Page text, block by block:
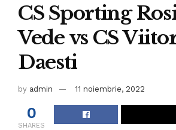
CS Sporting
Vede vs CS
Daesti
by admin 11 noiembrie, 2022
0
SHARES